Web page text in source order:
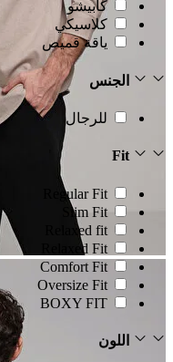
كابيشو
كلاسيكي
ياقة قميص
الجنس
للرجال
Fit
Regular Fit
Slim Fit
Relaxed fit
Relaxed Fit
Comfort Fit
Oversize Fit
BOXY FIT
اللون